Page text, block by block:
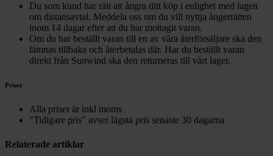
Du som kund har rätt att ångra ditt köp i enlighet med lagen
om distansavtal. Meddela oss om du vill nyttja ångerrätten
inom 14 dagar efter att du har mottagit varan.
Om du har beställt varan till en av våra återförsäljare ska den
lämnas tillbaka och återbetalas där. Har du beställt varan
direkt från Sunwind ska den returneras till vårt lager.
Priser
Alla priser är inkl moms
"Tidigare pris" avser lägsta pris senaste 30 dagarna
Relaterade artiklar